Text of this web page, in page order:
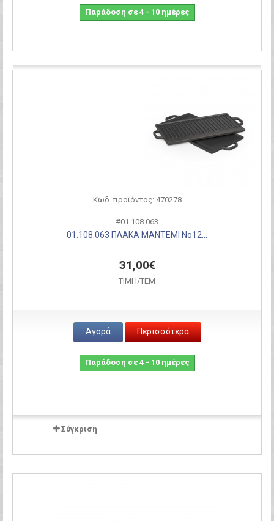
Παράδοση σε 4 - 10 ημέρες
Κωδ. προϊόντος: 470278
#01.108.063
01.108.063 ΠΛΑΚΑ ΜΑΝΤΕΜΙ Νο12...
31,00€
ΤΙΜH/ΤΕΜ
Αγορά Περισσότερα
Παράδοση σε 4 - 10 ημέρες
Σύγκριση